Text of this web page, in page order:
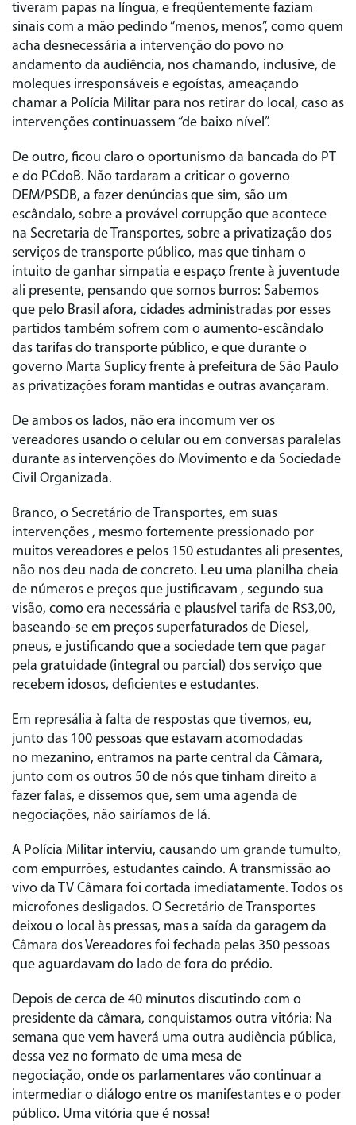
tiveram papas na língua, e freqüentemente faziam
sinais com a mão pedindo “menos, menos”, como quem
acha desnecessária a intervenção do povo no
andamento da audiência, nos chamando, inclusive, de
moleques irresponsáveis e egoístas, ameaçando
chamar a Polícia Militar para nos retirar do local, caso as
intervenções continuassem “de baixo nível”.
De outro, ficou claro o oportunismo da bancada do PT
e do PCdoB. Não tardaram a criticar o governo
DEM/PSDB, a fazer denúncias que sim, são um
escândalo, sobre a provável corrupção que acontece
na Secretaria de Transportes, sobre a privatização dos
serviços de transporte público, mas que tinham o
intuito de ganhar simpatia e espaço frente à juventude
ali presente, pensando que somos burros: Sabemos
que pelo Brasil afora, cidades administradas por esses
partidos também sofrem com o aumento-escândalo
das tarifas do transporte público, e que durante o
governo Marta Suplicy frente à prefeitura de São Paulo
as privatizações foram mantidas e outras avançaram.
De ambos os lados, não era incomum ver os
vereadores usando o celular ou em conversas paralelas
durante as intervenções do Movimento e da Sociedade
Civil Organizada.
Branco, o Secretário de Transportes, em suas
intervenções , mesmo fortemente pressionado por
muitos vereadores e pelos 150 estudantes ali presentes,
não nos deu nada de concreto. Leu uma planilha cheia
de números e preços que justificavam , segundo sua
visão, como era necessária e plausível tarifa de R$3,00,
baseando-se em preços superfaturados de Diesel,
pneus, e justificando que a sociedade tem que pagar
pela gratuidade (integral ou parcial) dos serviço que
recebem idosos, deficientes e estudantes.
Em represália à falta de respostas que tivemos, eu,
junto das 100 pessoas que estavam acomodadas
no mezanino, entramos na parte central da Câmara,
junto com os outros 50 de nós que tinham direito a
fazer falas, e dissemos que, sem uma agenda de
negociações, não sairíamos de lá.
A Polícia Militar interviu, causando um grande tumulto,
com empurrões, estudantes caindo. A transmissão ao
vivo da TV Câmara foi cortada imediatamente. Todos os
microfones desligados. O Secretário de Transportes
deixou o local às pressas, mas a saída da garagem da
Câmara dos Vereadores foi fechada pelas 350 pessoas
que aguardavam do lado de fora do prédio.
Depois de cerca de 40 minutos discutindo com o
presidente da câmara, conquistamos outra vitória: Na
semana que vem haverá uma outra audiência pública,
dessa vez no formato de uma mesa de
negociação, onde os parlamentares vão continuar a
intermediar o diálogo entre os manifestantes e o poder
público. Uma vitória que é nossa!